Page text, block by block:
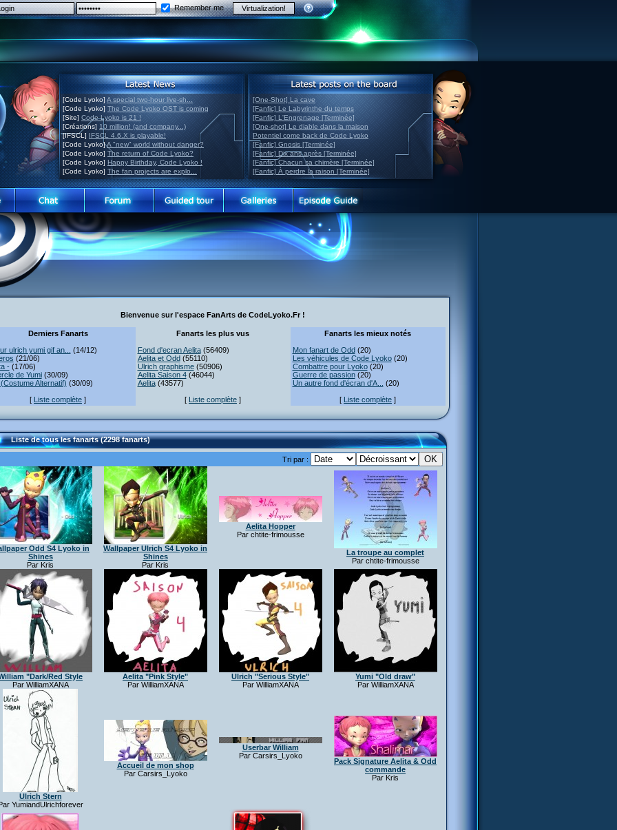
Remember me
[Code Lyoko] A special two-hour live-sh...
[Code Lyoko] The Code Lyoko OST is coming
[Site] Code Lyoko is 21 !
[Créations] 10 million! (and company...)
[IFSCL] IFSCL 4.6.X is playable!
[Code Lyoko]A "new" world without danger?
[Code Lyoko] The return of Code Lyoko?
[Code Lyoko] Happy Birthday, Code Lyoko !
[Code Lyoko] The fan projects are explo...
[One-Shot] La cave
[Fanfic] Le Labyrinthe du temps
[Fanfic] L'Engrenage [Terminée]
[One-shot] Le diable dans la maison
Potentiel come back de Code Lyoko
[Fanfic] Gnosis [Terminée]
[Fanfic] Dix ans après [Terminée]
[Fanfic] Chacun sa chimère [Terminée]
[Fanfic] À perdre la raison [Terminée]
Bienvenue sur l'espace FanArts de CodeLyoko.Fr !
Derniers Fanarts
ulrich yumi gif an...
(14/12)
(21/06)
-(17/06)
de Yumi(30/09)
Alternatif) (30/09)
[ Liste complète ]
Fanarts les plus vus
Fond d'ecran Aelita(56409)
Aelita et Odd(55110)
Ulrich graphisme(50906)
Aelita Saison 4(46044)
Aelita(43577)
[ Liste complète ]
Fanarts les mieux notés
Mon fanart de Odd(20)
Les véhicules de Code Lyoko(20)
Combattre pour Lyoko(20)
Guerre de passion(20)
Un autre fond d'écran d'A...
(20)
[ Liste complète ]
Liste de tous les fanarts (2298 fanarts)
Tri par :
Odd S4 Lyoko in
Shines
Par Kris
Wallpaper Ulrich S4 Lyoko in
Shines
Par Kris
Aelita Hopper
Par chtite-frimousse
La troupe au complet
Par chtite-frimousse
"Dark/Red Style
Par WilliamXANA
Aelita "Pink Style"
Par WilliamXANA
Ulrich "Serious Style"
Par WilliamXANA
Yumi "Old draw"
Par WilliamXANA
Ulrich Stern
YumiandUlrichforever
Accueil de mon shop
Par Carsirs_Lyoko
Userbar William
Par Carsirs_Lyoko
Pack Signature Aelita & Odd
commande
Par Kris